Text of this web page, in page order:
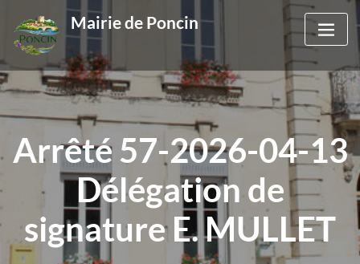
content
Mairie de Poncin
Arrêté 57-2026-04-13
Délégation de
signature E. MULLET